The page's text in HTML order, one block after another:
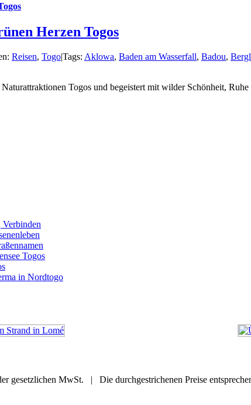
Herzen Togos
Reisen, Togo|Tags: Aklowa, Baden am Wasserfall, Badou,
Togos und begeistert mit wilder Schönheit,
Verbinden
Togos
in Nordtogo
MwSt. | Die durchgestrichenen Preise